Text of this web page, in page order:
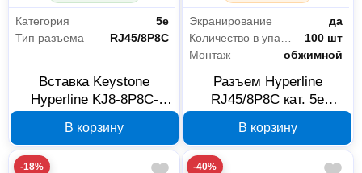
Категория
5е
Тип разъема
RJ45/8P8C
Вставка Keystone
Hyperline KJ8-8P8C-
426192
В корзину
Экранирование
да
Количество в упаковке
100 шт
Монтаж
обжимной
Разъем Hyperline
RJ45/8P8C кат. 5e
В корзину
-18% -40%